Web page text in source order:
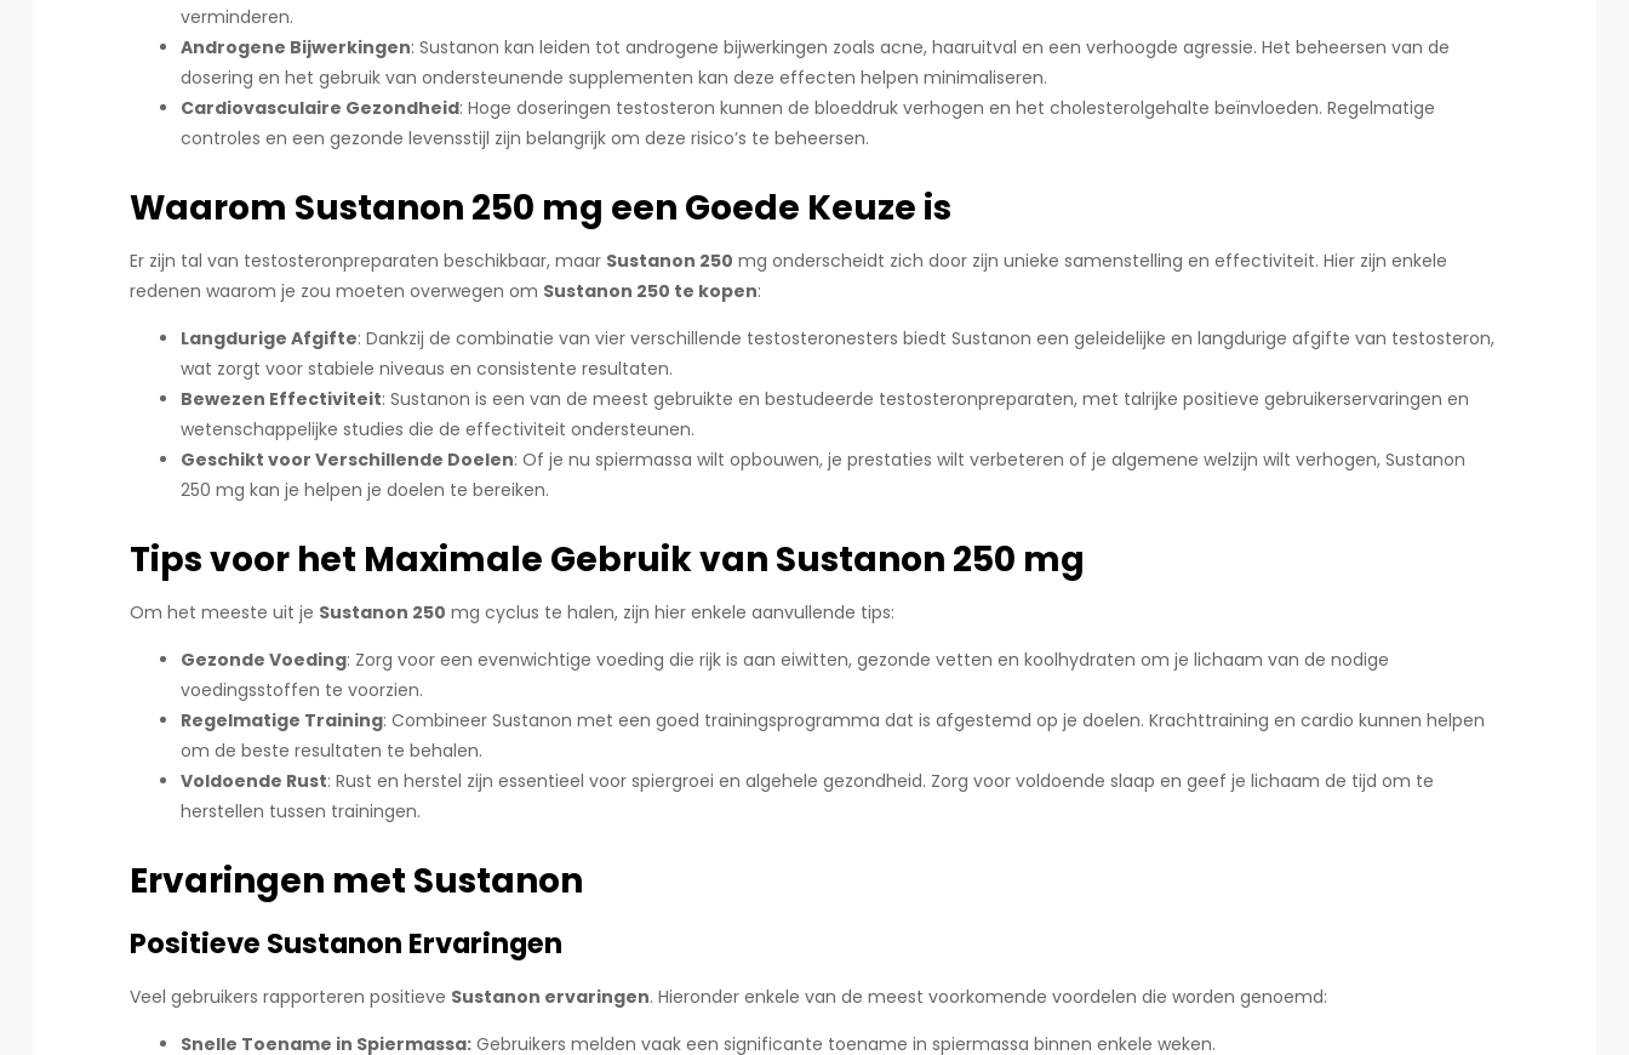
verminderen.
Androgene Bijwerkingen: Sustanon kan leiden tot androgene bijwerkingen zoals acne, haaruitval en een verhoogde agressie. Het beheersen van de
dosering en het gebruik van ondersteunende supplementen kan deze effecten helpen minimaliseren.
Cardiovasculaire Gezondheid: Hoge doseringen testosteron kunnen de bloeddruk verhogen en het cholesterolgehalte beïnvloeden. Regelmatige
controles en een gezonde levensstijl zijn belangrijk om deze risico’s te beheersen.
Waarom Sustanon 250 mg een Goede Keuze is
Er zijn tal van testosteronpreparaten beschikbaar, maar Sustanon 250 mg onderscheidt zich door zijn unieke samenstelling en effectiviteit. Hier zijn enkele
redenen waarom je zou moeten overwegen om Sustanon 250 te kopen:
Langdurige Afgifte: Dankzij de combinatie van vier verschillende testosteronesters biedt Sustanon een geleidelijke en langdurige afgifte van testosteron,
wat zorgt voor stabiele niveaus en consistente resultaten.
Bewezen Effectiviteit: Sustanon is een van de meest gebruikte en bestudeerde testosteronpreparaten, met talrijke positieve gebruikerservaringen en
wetenschappelijke studies die de effectiviteit ondersteunen.
Geschikt voor Verschillende Doelen: Of je nu spiermassa wilt opbouwen, je prestaties wilt verbeteren of je algemene welzijn wilt verhogen, Sustanon
250 mg kan je helpen je doelen te bereiken.
Tips voor het Maximale Gebruik van Sustanon 250 mg
Om het meeste uit je Sustanon 250 mg cyclus te halen, zijn hier enkele aanvullende tips:
Gezonde Voeding: Zorg voor een evenwichtige voeding die rijk is aan eiwitten, gezonde vetten en koolhydraten om je lichaam van de nodige
voedingsstoffen te voorzien.
Regelmatige Training: Combineer Sustanon met een goed trainingsprogramma dat is afgestemd op je doelen. Krachttraining en cardio kunnen helpen
om de beste resultaten te behalen.
Voldoende Rust: Rust en herstel zijn essentieel voor spiergroei en algehele gezondheid. Zorg voor voldoende slaap en geef je lichaam de tijd om te
herstellen tussen trainingen.
Ervaringen met Sustanon
Positieve Sustanon Ervaringen
Veel gebruikers rapporteren positieve Sustanon ervaringen. Hieronder enkele van de meest voorkomende voordelen die worden genoemd:
Snelle Toename in Spiermassa: Gebruikers melden vaak een significante toename in spiermassa binnen enkele weken.